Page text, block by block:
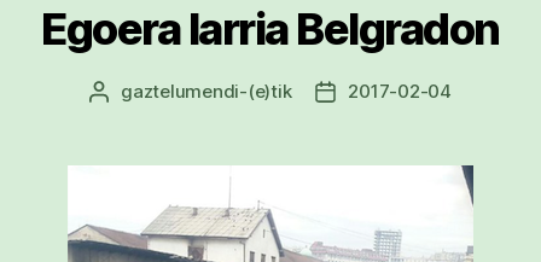
Egoera larria Belgradon
Argitalpenaren
gaztelumendi-(e)tik
Argitalpenaren
2017-02-04